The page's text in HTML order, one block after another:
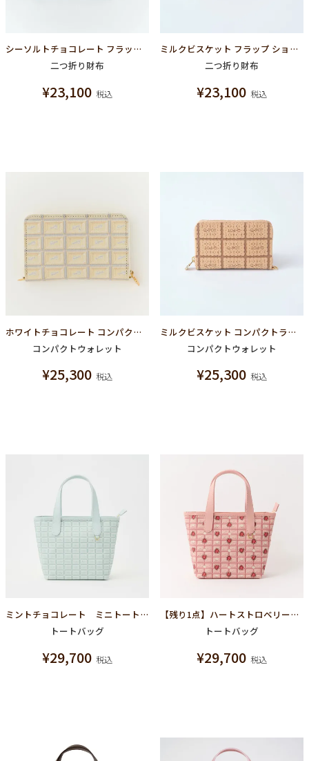
シーソルトチョコレート フラップショートウォレット（財布）
二つ折り財布
¥23,100 税込
ミルクビスケット フラップ ショートウォレット（財布）
二つ折り財布
¥23,100 税込
ホワイトチョコレート コンパクト ラウンドファスナー ウォレット（財布）
コンパクトウォレット
¥25,300 税込
ミルクビスケット コンパクトラウンドファスナーウォレット（財布）
コンパクトウォレット
¥25,300 税込
ミントチョコレート ミニトートバッグ
トートバッグ
¥29,700 税込
【残り1点】ハートストロベリーチョコレート ミニトートバッグ
トートバッグ
¥29,700 税込